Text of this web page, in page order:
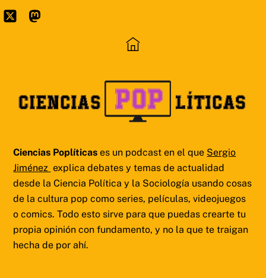
Skip
to
Icon
Mastodon
Ciencias Poplíticas es un podcast en el que Sergio
Jiménez explica debates y temas de actualidad
desde la Ciencia Política y la Sociología usando cosas
de la cultura pop como series, películas, videojuegos
o comics. Todo esto sirve para que puedas crearte tu
propia opinión con fundamento, y no la que te traigan
hecha de por ahí.